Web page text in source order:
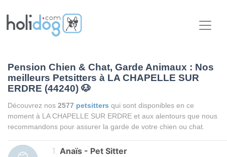
Pension Chien & Chat, Garde Animaux : Nos
meilleurs Petsitters à LA CHAPELLE SUR
ERDRE (44240) 🐶
Découvrez nos 2577 petsitters qui sont disponibles en ce
moment à LA CHAPELLE SUR ERDRE et aux alentours que nous
recommandons pour assurer la garde de votre chien ou chat.
1. Anaïs - Pet Sitter